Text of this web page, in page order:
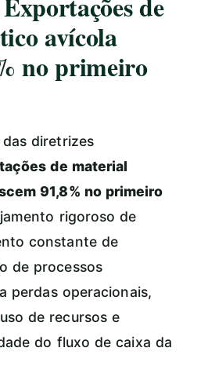
avícola
no primeiro
diretrizes
de material
91,8% no primeiro
rigoroso de
constante de
de processos
perdas operacionais,
de recursos e
do fluxo de caixa da